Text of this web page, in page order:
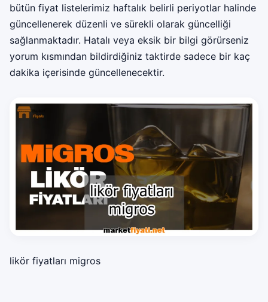
bütün fiyat listelerimiz haftalık belirli periyotlar halinde
güncellenerek düzenli ve sürekli olarak güncelliği
sağlanmaktadır. Hatalı veya eksik bir bilgi görürseniz
yorum kısmından bildirdiğiniz taktirde sadece bir kaç
dakika içerisinde güncellenecektir.
likör fiyatları migros